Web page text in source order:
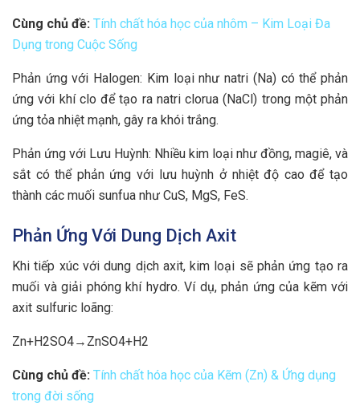
Cùng chủ đề: Tính chất hóa học của nhôm – Kim Loại Đa
Dụng trong Cuộc Sống
Phản ứng với Halogen: Kim loại như natri (Na) có thể phản
ứng với khí clo để tạo ra natri clorua (NaCl) trong một phản
ứng tỏa nhiệt mạnh, gây ra khói trắng.
Phản ứng với Lưu Huỳnh: Nhiều kim loại như đồng, magiê, và
sắt có thể phản ứng với lưu huỳnh ở nhiệt độ cao để tạo
thành các muối sunfua như CuS, MgS, FeS.
Phản Ứng Với Dung Dịch Axit
Khi tiếp xúc với dung dịch axit, kim loại sẽ phản ứng tạo ra
muối và giải phóng khí hydro. Ví dụ, phản ứng của kẽm với
axit sulfuric loãng:
Zn+H2SO4→ZnSO4+H2
Cùng chủ đề: Tính chất hóa học của Kẽm (Zn) & Ứng dụng
trong đời sống